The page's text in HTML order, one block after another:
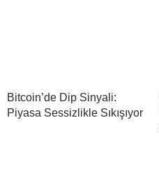
Bitcoin’de Dip Sinyali:
Piyasa Sessizlikle Sıkışıyor